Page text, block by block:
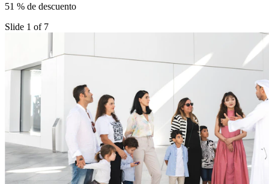
51 % de descuento
Slide 1 of 7